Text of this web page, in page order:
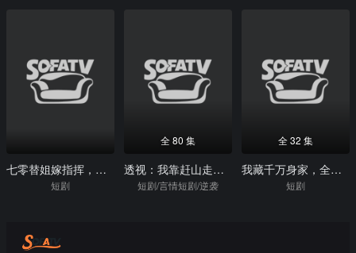
七零替姐嫁指挥，搞事不忘吃瓜
短剧
全 80 集
透视：我靠赶山走上人生巅峰
短剧/言情短剧/逆袭
全 32 集
我藏千万身家，全村当我穷光蛋
短剧